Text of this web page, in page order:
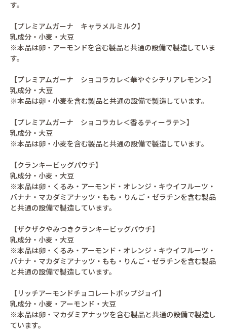
す。
【プレミアムガーナ キャラメルミルク】
乳成分・小麦・大豆
※本品は卵・アーモンドを含む製品と共通の設備で製造していま
す。
【プレミアムガーナ ショコラカレ＜華やぐシチリアレモン＞】
乳成分・大豆
※本品は卵・小麦を含む製品と共通の設備で製造しています。
【プレミアムガーナ ショコラカレ＜香るティーラテ＞】
乳成分・大豆
※本品は卵・小麦を含む製品と共通の設備で製造しています。
【クランキービッグパウチ】
乳成分・小麦・大豆
※本品は卵・くるみ・アーモンド・オレンジ・キウイフルーツ・
バナナ・マカダミアナッツ・もも・りんご・ゼラチンを含む製品
と共通の設備で製造しています。
【ザクザクやみつきクランキービッグパウチ】
乳成分・小麦・大豆
※本品は卵・くるみ・アーモンド・オレンジ・キウイフルーツ・
バナナ・マカダミアナッツ・もも・りんご・ゼラチンを含む製品
と共通の設備で製造しています。
【リッチアーモンドチョコレートポップジョイ】
乳成分・小麦・アーモンド・大豆
※本品は卵・マカダミアナッツを含む製品と共通の設備で製造し
ています。